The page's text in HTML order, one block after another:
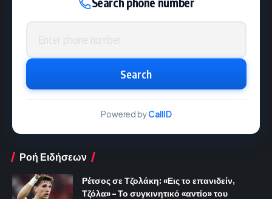
Phone number
Search
Powered byCallID
Ροή Ειδήσεων
Ρέτσος σε Τζολάκη: «Εις το επανιδείν,
Τζόλα» – Το συγκινητικό «αντίο» του